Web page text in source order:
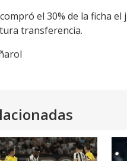
el 30% de la ficha
transferencia.